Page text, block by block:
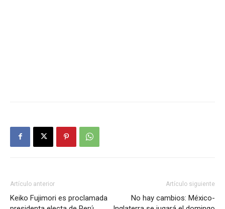
Artículo anterior
Keiko Fujimori es proclamada
Artículo siguiente
No hay cambios: México-